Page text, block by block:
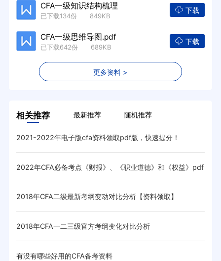
CFA一级知识结构梳理
已下载134份 849KB
下载
CFA一级思维导图.pdf
已下载642份 689KB
下载
更多资料 >
相关推荐 最新推荐 随机推荐
2021-2022年电子版cfa资料领取pdf版，快速提分！
2022年CFA必备考点《财报》、《职业道德》和《权益》pdf
资料
2018年CFA二级最新考纲变动对比分析【资料领取】
2018年CFA一二三级官方考纲变化对比分析
有没有哪些好用的CFA备考资料